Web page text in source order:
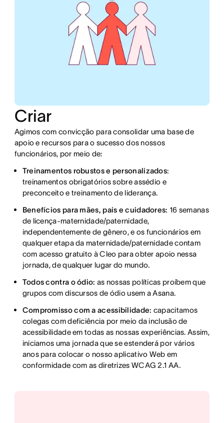
Criar
Agimos com convicção para consolidar uma base de
apoio e recursos para o sucesso dos nossos
funcionários, por meio de:
Treinamentos robustos e personalizados:
treinamentos obrigatórios sobre assédio e
preconceito e treinamento de liderança.
Benefícios para mães, pais e cuidadores: 16 semanas
de licença-maternidade/paternidade,
independentemente de gênero, e os funcionários em
qualquer etapa da maternidade/paternidade contam
com acesso gratuito à Cleo para obter apoio nessa
jornada, de qualquer lugar do mundo.
Todos contra o ódio: as nossas políticas proíbem que
grupos com discursos de ódio usem a Asana.
Compromisso com a acessibilidade: capacitamos
colegas com deficiência por meio da inclusão de
acessibilidade em todas as nossas experiências. Assim,
iniciamos uma jornada que se estenderá por vários
anos para colocar o nosso aplicativo Web em
conformidade com as diretrizes WCAG 2.1 AA.